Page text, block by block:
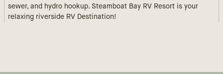
sewer, and hydro hookup. Steamboat Bay RV Resort is your
relaxing riverside RV Destination!